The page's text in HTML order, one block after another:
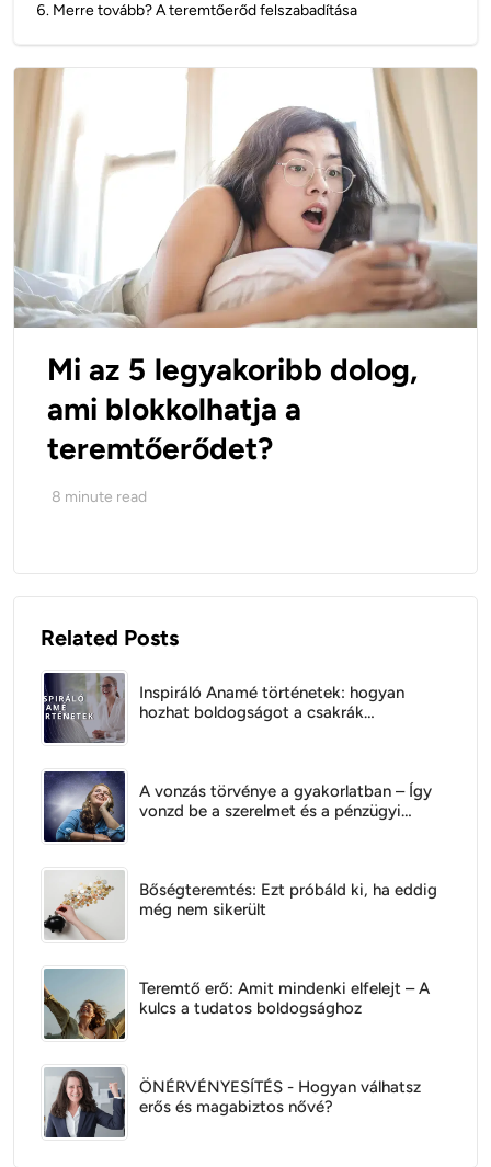
6. Merre tovább? A teremtőerőd felszabadítása
Mi az 5 legyakoribb dolog,
ami blokkolhatja a
teremtőerődet?
8 minute read
Related Posts
Inspiráló Anamé történetek: hogyan
hozhat boldogságot a csakrák
A vonzás törvénye a gyakorlatban – Így
vonzd be a szerelmet és a pénzügyi
Bőségteremtés: Ezt próbáld ki, ha eddig
még nem sikerült
Teremtő erő: Amit mindenki elfelejt – A
kulcs a tudatos boldogsághoz
ÖNÉRVÉNYESÍTÉS - Hogyan válhatsz
erős és magabiztos nővé?